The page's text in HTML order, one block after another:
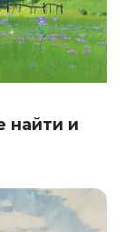
найти и